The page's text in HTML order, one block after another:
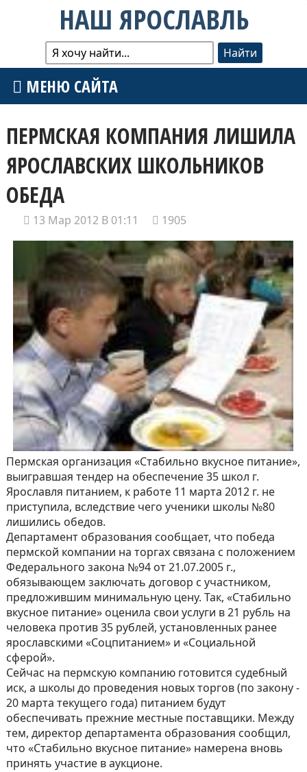
НАШ ЯРОСЛАВЛЬ
МЕНЮ САЙТА
ПЕРМСКАЯ КОМПАНИЯ ЛИШИЛА
ЯРОСЛАВСКИХ ШКОЛЬНИКОВ
ОБЕДА
13 Мар 2012 В 01:11 1905
Пермская организация «Стабильно вкусное питание»,
выигравшая тендер на обеспечение 35 школ г.
Ярославля питанием, к работе 11 марта 2012 г. не
приступила, вследствие чего ученики школы №80
лишились обедов.
Департамент образования сообщает, что победа
пермской компании на торгах связана с положением
Федерального закона №94 от 21.07.2005 г.,
обязывающем заключать договор с участником,
предложившим минимальную цену. Так, «Стабильно
вкусное питание» оценила свои услуги в 21 рубль на
человека против 35 рублей, установленных ранее
ярославскими «Соцпитанием» и «Социальной
сферой».
Сейчас на пермскую компанию готовится судебный
иск, а школы до проведения новых торгов (по закону -
20 марта текущего года) питанием будут
обеспечивать прежние местные поставщики. Между
тем, директор департамента образования сообщил,
что «Стабильно вкусное питание» намерена вновь
принять участие в аукционе.